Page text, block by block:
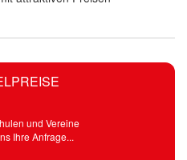
und Vereine
Ihre Anfrage...